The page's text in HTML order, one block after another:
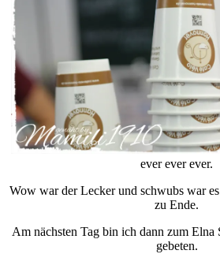
ever ever ever.
Wow war der Lecker und schwubs war
zu Ende.
Am nächsten Tag bin ich dann zum Elna
gebeten.